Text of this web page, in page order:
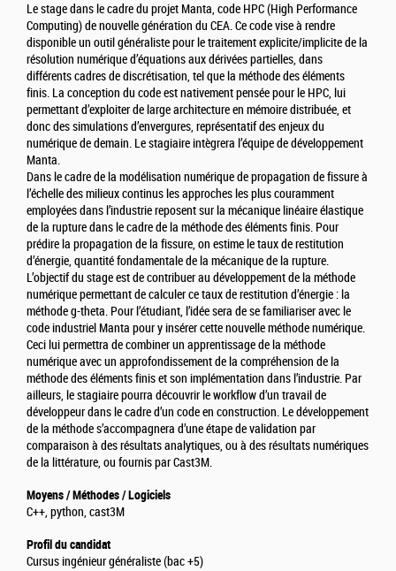
Le stage dans le cadre du projet Manta, code HPC (High Performance
Computing) de nouvelle génération du CEA. Ce code vise à rendre
disponible un outil généraliste pour le traitement explicite/implicite de la
résolution numérique d’équations aux dérivées partielles, dans
différents cadres de discrétisation, tel que la méthode des éléments
finis. La conception du code est nativement pensée pour le HPC, lui
permettant d’exploiter de large architecture en mémoire distribuée, et
donc des simulations d’envergures, représentatif des enjeux du
numérique de demain. Le stagiaire intègrera l’équipe de développement
Manta.
Dans le cadre de la modélisation numérique de propagation de fissure à
l’échelle des milieux continus les approches les plus couramment
employées dans l’industrie reposent sur la mécanique linéaire élastique
de la rupture dans le cadre de la méthode des éléments finis. Pour
prédire la propagation de la fissure, on estime le taux de restitution
d’énergie, quantité fondamentale de la mécanique de la rupture.
L’objectif du stage est de contribuer au développement de la méthode
numérique permettant de calculer ce taux de restitution d’énergie : la
méthode g-theta. Pour l’étudiant, l’idée sera de se familiariser avec le
code industriel Manta pour y insérer cette nouvelle méthode numérique.
Ceci lui permettra de combiner un apprentissage de la méthode
numérique avec un approfondissement de la compréhension de la
méthode des éléments finis et son implémentation dans l’industrie. Par
ailleurs, le stagiaire pourra découvrir le workflow d’un travail de
développeur dans le cadre d’un code en construction. Le développement
de la méthode s’accompagnera d’une étape de validation par
comparaison à des résultats analytiques, ou à des résultats numériques
de la littérature, ou fournis par Cast3M.
Moyens / Méthodes / Logiciels
C++, python, cast3M
Profil du candidat
Cursus ingénieur généraliste (bac +5)